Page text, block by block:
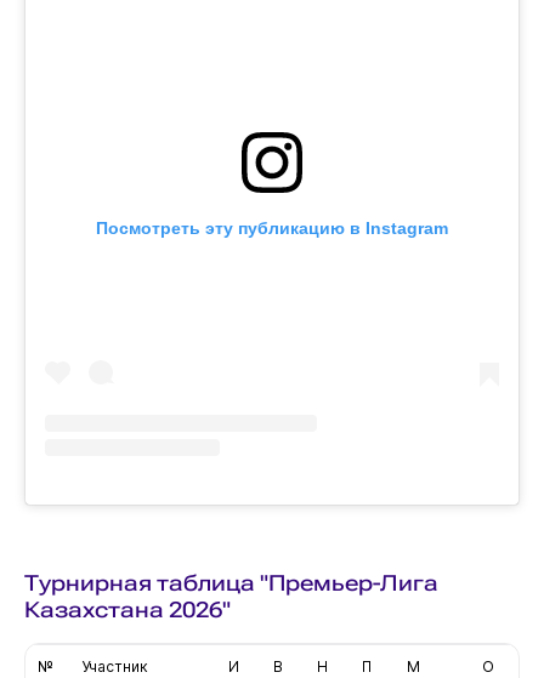
Посмотреть эту публикацию в Instagram
Турнирная таблица "Премьер-Лига
Казахстана 2026"
№ Участник И В Н П М О